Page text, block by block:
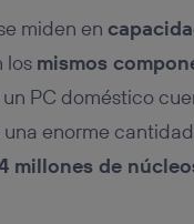
miden en
los mismos
PC doméstico
enorme
millones de